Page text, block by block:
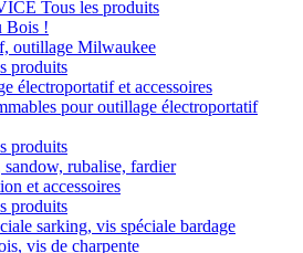
Tous les produits
Bois !
outillage Milwaukee
produits
électroportatif et accessoires
pour outillage électroportatif
produits
sandow, rubalise, fardier
et accessoires
produits
sarking, vis spéciale bardage
vis de charpente